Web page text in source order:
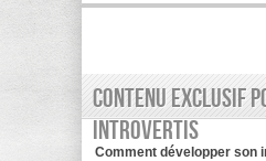
Contenu exclusif
introvertis
Comment développer son